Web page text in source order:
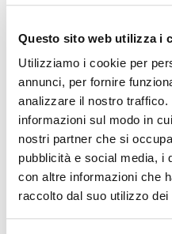
Questo sito web utilizza i
Utilizziamo i cookie per
annunci, per fornire
analizzare il nostro traffico.
informazioni sul modo in
nostri partner che si
pubblicità e social media, i
con altre informazioni che
raccolto dal suo utilizzo
Live
Presentazione del libro di
2025).
Settanta concerti, grandi
l’emozione della musica dal
internazionali.
Giovedì 28 maggio 2026 –